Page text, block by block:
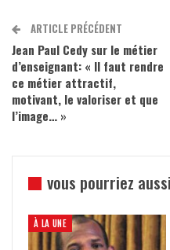
ARTICLE PRÉCÉDENT
Jean Paul Cedy sur le métier
d’enseignant: « Il faut rendre
ce métier attractif,
motivant, le valoriser et que
l’image… »
vous pourriez
À LA UNE